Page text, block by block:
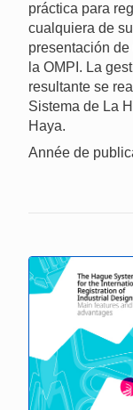
práctica para
cualquiera de
presentación
la OMPI. La
resultante se
Sistema de La
Haya.
Année de